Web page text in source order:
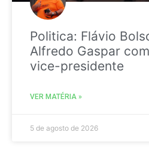
Politica: Flávio
Alfredo Gaspar
vice-presidente
VER MATÉRIA »
5 de agosto de 2026